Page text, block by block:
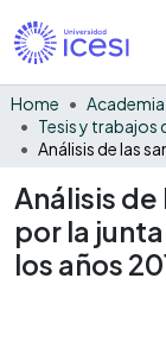
Home Academia
Tesis y trabajos
Análisis
por la
los años